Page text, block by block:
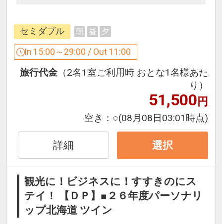
～スタンダード素泊りプラン♪～
━━━━━━━━━━━━━━━━━━
ホテルは札幌の繁華街ススキノにあるの
24時間対応のフロントだからチェックイ
ンが遅くなっても大丈夫♪
ル玄関はオートロック！
【客室について】
セミダブル 朝 昼 夕
In 15:00～29:00 / Out 11:00
旅行代金 （2名1室ご利用時 おとな1名様あた
り）
51,500円
空き： ○(08月08日03:01時点)
詳細 選択
観光に！ビジネスに！すすきのにス
テイ！ 【ＤＰ】■２６年度パーソナリ
ップ北海道 ツイン